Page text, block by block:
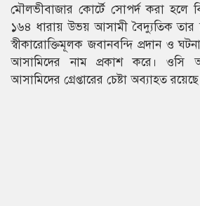
মৌলভীবাজার কোর্টে সোপর্দ করা হলে
১৬৪ ধারায় উভয় আসামী বৈদ্যুতিক তার
স্বীকারোক্তিমূলক জবানবন্দি প্রদান ও
আসামিদের নাম প্রকাশ করে। ওসি
আসামিদের গ্রেপ্তারের চেষ্টা অব্যাহত